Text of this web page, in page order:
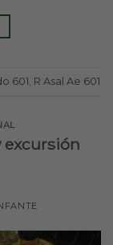
601 R Asal Ae 601
excursión